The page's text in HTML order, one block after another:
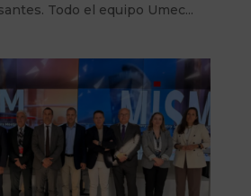
Todo el equipo Umec...